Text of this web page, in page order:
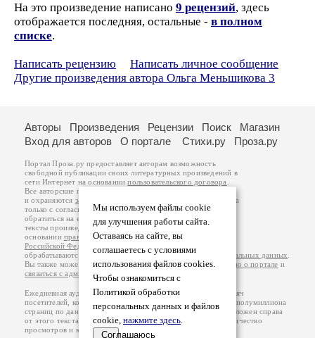
На это произведение написано 9 рецензий, здесь
отображается последняя, остальные - в полном
списке.
Написать рецензию
Написать личное сообщение
Другие произведения автора Ольга Меньшикова 3
Мы используем файлы cookie
для улучшения работы сайта.
Оставаясь на сайте, вы
соглашаетесь с условиями
использования файлов cookies.
Чтобы ознакомиться с
Политикой обработки
персональных данных и файлов
cookie, нажмите здесь.
Соглашаюсь
Авторы Произведения Рецензии Поиск
Магазин
Вход для авторов
О портале Стихи.ру Проза.ру
Портал Проза.ру предоставляет авторам возможность
свободной публикации своих литературных произведений в
сети Интернет на основаниипользовательского договора
Все авторские права на произведения принадлежат авторам
и охраняются законом
. Перепечатка произведений возможна
только с согласия его автора, к которому вы можете
обратиться на его авторской странице. Ответственность за
тексты произведений авторы несут самостоятельно на
основанииправил публикацииизаконодательства
Российской Федерации
обрабатываются на основанииПолитики обработки персональных данных
Вы также можете посмотреть более подробнуюинформацию о портале и
связаться с администрацией
Ежедневная аудитория портала Проза.ру – порядка 100 тысяч
посетителей, которые в общей сумме просматривают более полумиллиона
страниц по данным счетчика посещаемости, который расположен справа
от этого текста. В каждой графе указано по две цифры: количество
просмотров и количество посетителей.